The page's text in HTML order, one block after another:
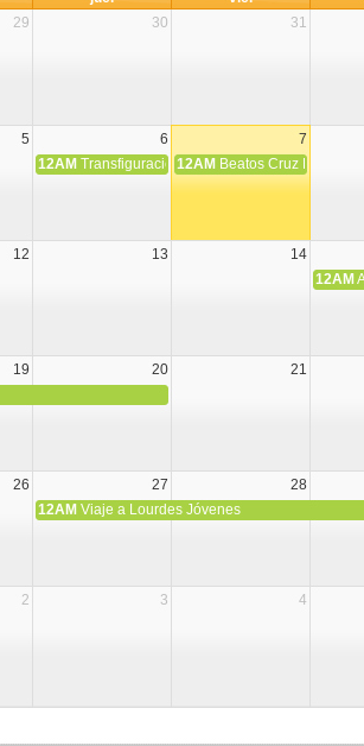
29 30 31
5 6 7
12AM Transfiguración del Señor
12AM Beatos Cruz
12 13 14
12AM
19 20 21
26 27 28
12AM Viaje a Lourdes Jóvenes
2 3 4